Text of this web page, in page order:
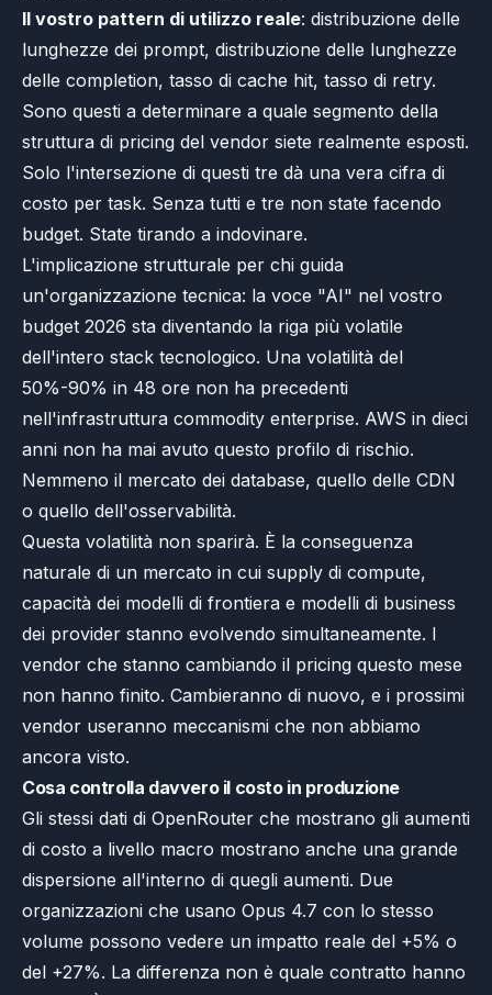
Il vostro pattern di utilizzo reale: distribuzione delle
lunghezze dei prompt, distribuzione delle lunghezze
delle completion, tasso di cache hit, tasso di retry.
Sono questi a determinare a quale segmento della
struttura di pricing del vendor siete realmente esposti.
Solo l'intersezione di questi tre dà una vera cifra di
costo per task. Senza tutti e tre non state facendo
budget. State tirando a indovinare.
L'implicazione strutturale per chi guida
un'organizzazione tecnica: la voce "AI" nel vostro
budget 2026 sta diventando la riga più volatile
dell'intero stack tecnologico. Una volatilità del
50%-90% in 48 ore non ha precedenti
nell'infrastruttura commodity enterprise. AWS in dieci
anni non ha mai avuto questo profilo di rischio.
Nemmeno il mercato dei database, quello delle CDN
o quello dell'osservabilità.
Questa volatilità non sparirà. È la conseguenza
naturale di un mercato in cui supply di compute,
capacità dei modelli di frontiera e modelli di business
dei provider stanno evolvendo simultaneamente. I
vendor che stanno cambiando il pricing questo mese
non hanno finito. Cambieranno di nuovo, e i prossimi
vendor useranno meccanismi che non abbiamo
ancora visto.
Cosa controlla davvero il costo in produzione
Gli stessi dati di OpenRouter che mostrano gli aumenti
di costo a livello macro mostrano anche una grande
dispersione all'interno di quegli aumenti. Due
organizzazioni che usano Opus 4.7 con lo stesso
volume possono vedere un impatto reale del +5% o
del +27%. La differenza non è quale contratto hanno